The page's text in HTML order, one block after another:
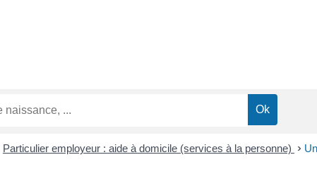
Particulier employeur : aide à domicile (services à la personne) >